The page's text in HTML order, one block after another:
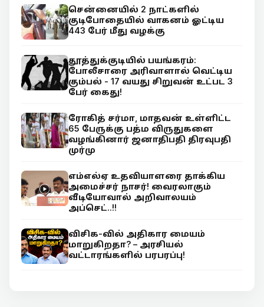
சென்னையில் 2 நாட்களில்
குடிபோதையில் வாகனம் ஓட்டிய
443 பேர் மீது வழக்கு
தூத்துக்குடியில் பயங்கரம்:
போலீசாரை அரிவாளால் வெட்டிய
கும்பல் - 17 வயது சிறுவன் உட்பட 3
பேர் கைது!
ரோகித் சர்மா, மாதவன் உள்ளிட்ட
65 பேருக்கு பத்ம விருதுகளை
வழங்கினார் ஜனாதிபதி திரவுபதி
முர்மு
எம்எல்ஏ உதவியாளரை தாக்கிய
அமைச்சர் நாசர்! வைரலாகும்
வீடியோவால் அறிவாலயம்
அப்செட்..!!
விசிக-வில் அதிகார மையம்
மாறுகிறதா? – அரசியல்
வட்டாரங்களில் பரபரப்பு!